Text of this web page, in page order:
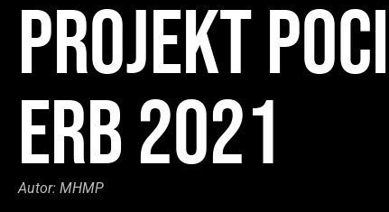
PROJEKT
ERB 2021
Autor: MHMP